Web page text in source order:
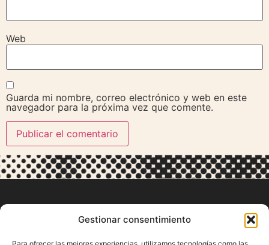
Gestionar consentimiento
Web
Guarda mi nombre, correo electrónico y web en este
navegador para la próxima vez que comente.